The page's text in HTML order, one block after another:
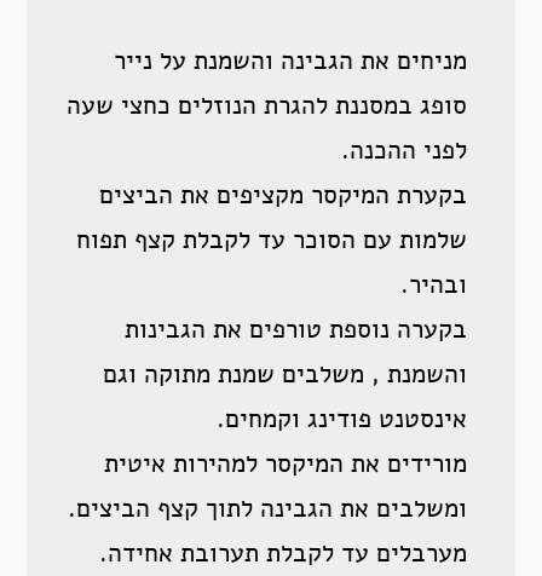
מניחים את הגבינה והשמנת על נייר
סופג במסננת להגרת הנוזלים כחצי שעה
לפני ההכנה.
בקערת המיקסר מקציפים את הביצים
שלמות עם הסוכר עד לקבלת קצף תפוח
ובהיר.
בקערה נוספת טורפים את הגבינות
והשמנת , משלבים שמנת מתוקה וגם
אינסטנט פודינג וקמחים.
מורידים את המיקסר למהירות איטית
ומשלבים את הגבינה לתוך קצף הביצים.
מערבלים עד לקבלת תערובת אחידה.